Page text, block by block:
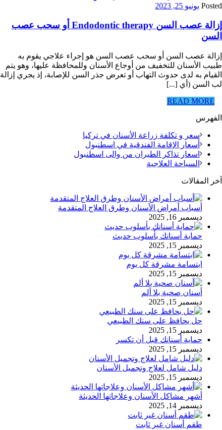
Posted يونيو 25, 2023
إزالة عصب السن Endodontic therapy أو سحب عصب
السن
إزالة عصب السن أو سحب عصب السن هو إجراء علاجي يقوم به
طبيب الأسنان للتخفيف من أوجاع الأسنان وللمحافظة عليها، وهو يتم
القيام به لدى حدوث التهاب أو تعرض جذر السن للإصابة، إذ يجري إزالة
لب السن (أي [...]
READ MORE
الفهرس
سعر و تكلفة زراعة الأسنان في تركيا
أسعار الإقامة الفندقية في اسطنبول
اسعار تذاكر الطيران من والى اسطنبول
السياحة العلاجية
آخر المقالات
أسباب أمراض الأسنان وطرق العلاج المتقدمة
ديسمبر 16, 2025
حماية أسنانك بأسلوب حديث
ديسمبر 15, 2025
ابتسامة مشرقة كل يوم
ديسمبر 15, 2025
أسنان صحية بلا ألم
ديسمبر 15, 2025
حل يحافظ على سنك الطبيعي
ديسمبر 15, 2025
حماية أسنانك قبل أن تكسر
ديسمبر 15, 2025
دليل شامل لعلاج وتجميل الأسنان
ديسمبر 15, 2025
أشهر مشاكل الأسنان وعلاجاتها الحديثة
ديسمبر 14, 2025
طقم أسنان غير ثابت